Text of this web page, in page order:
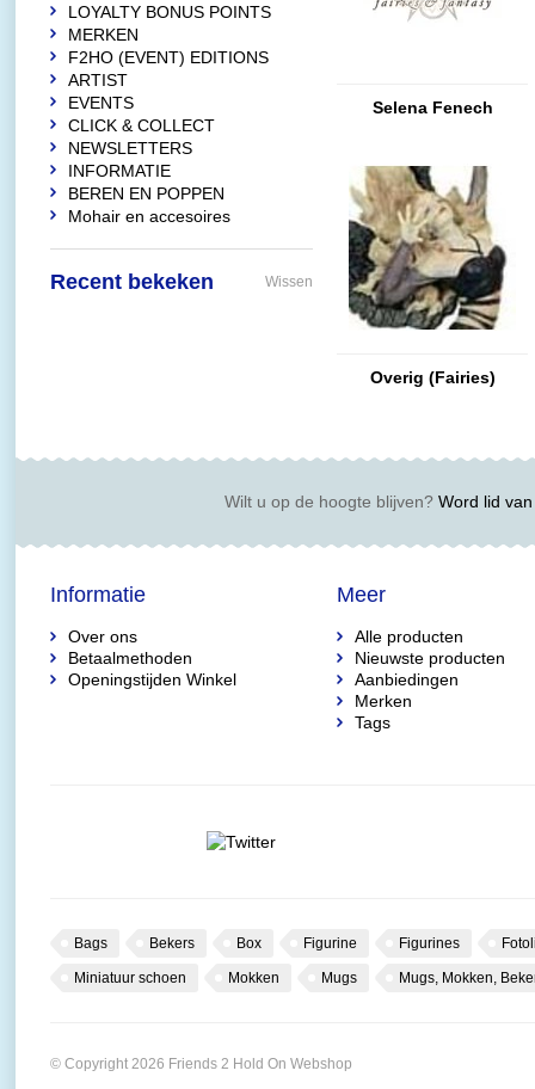
Selena Fenech
Overig (Fairies)
LOYALTY BONUS POINTS
MERKEN
F2HO (EVENT) EDITIONS
ARTIST
EVENTS
CLICK & COLLECT
NEWSLETTERS
INFORMATIE
BEREN EN POPPEN
Mohair en accesoires
Recent bekeken Wissen
Wilt u op de hoogte blijven?Word lid van
Informatie
Over ons
Betaalmethoden
Openingstijden Winkel
Meer
Alle producten
Nieuwste producten
Aanbiedingen
Merken
Tags
Bags Bekers Box Figurine Figurines
Miniatuur schoen Mokken Mugs Mugs, Mokken,
© Copyright 2026 Friends 2 Hold On Webshop